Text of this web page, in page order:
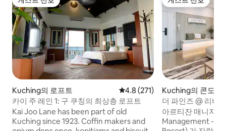
게스트 선호
Kuching의 로프트 평점 4.8점(5점 만점), 후기 271
4.8 (271)
카이 주 레인 1: 구 쿠칭의 최상층 로프트
Kai Joo Lane has been part of old
Kuching since 1923. Coffin makers and
게스트 선호
Kuching의 콘도미
더 파인즈 @ 리버
아르티잔 매니지
Management -